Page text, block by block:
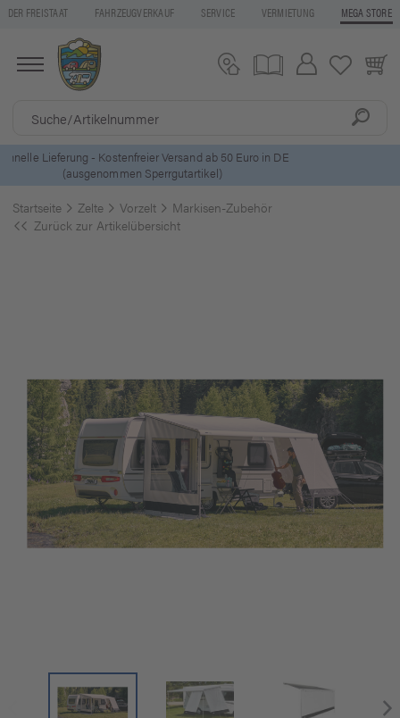
DER FREISTAAT FAHRZEUGVERKAUF SERVICE VERMIETUNG MEGA STORE
5 Euro Gutschein* beiNewsletter-Anmeldung
Startseite Zelte Vorzelt
Markisen-Zubehör
Zurück zur Artikelübersicht